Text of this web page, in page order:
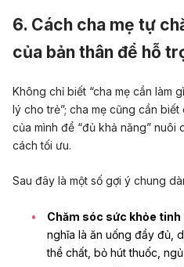
6. Cách cha mẹ tự
của bản thân để hỗ
Không chỉ biết “cha mẹ cần làm
lý cho trẻ”; cha mẹ cũng cần
của mình để “đủ khả năng”
cách tối ưu.
Sau đây là một số gợi ý chung
Chăm sóc sức khỏe tinh
nghĩa là ăn uống đầy đủ,
thể chất, bỏ hút thuốc,